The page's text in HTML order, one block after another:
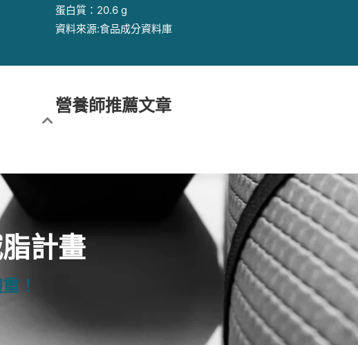
蛋白質：20.6 g
資料來源:食品成分資料庫
營養師推薦文章
計畫
！